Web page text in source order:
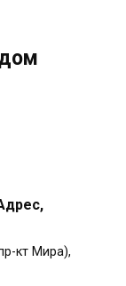
кт Мира),